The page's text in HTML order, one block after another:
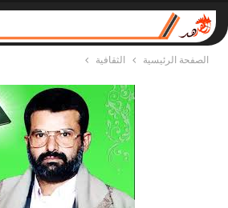
الصفحة الرئيسية الثقافية